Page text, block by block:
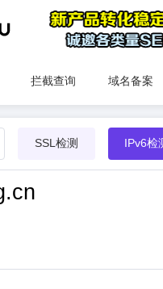
拦截查询 域名备案
SSL检测 IPv6检